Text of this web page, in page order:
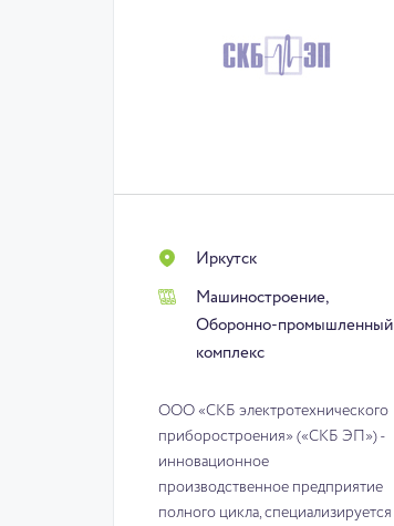
Иркутск
Машиностроение,
Оборонно-промышленный
комплекс
ООО «СКБ электротехнического
приборостроения» («СКБ ЭП») -
инновационное
производственное предприятие
полного цикла, специализируется